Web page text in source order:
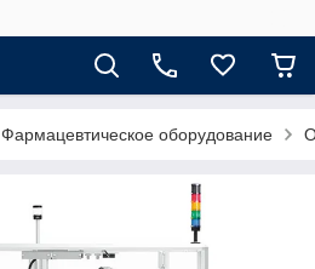
Фармацевтическое оборудование